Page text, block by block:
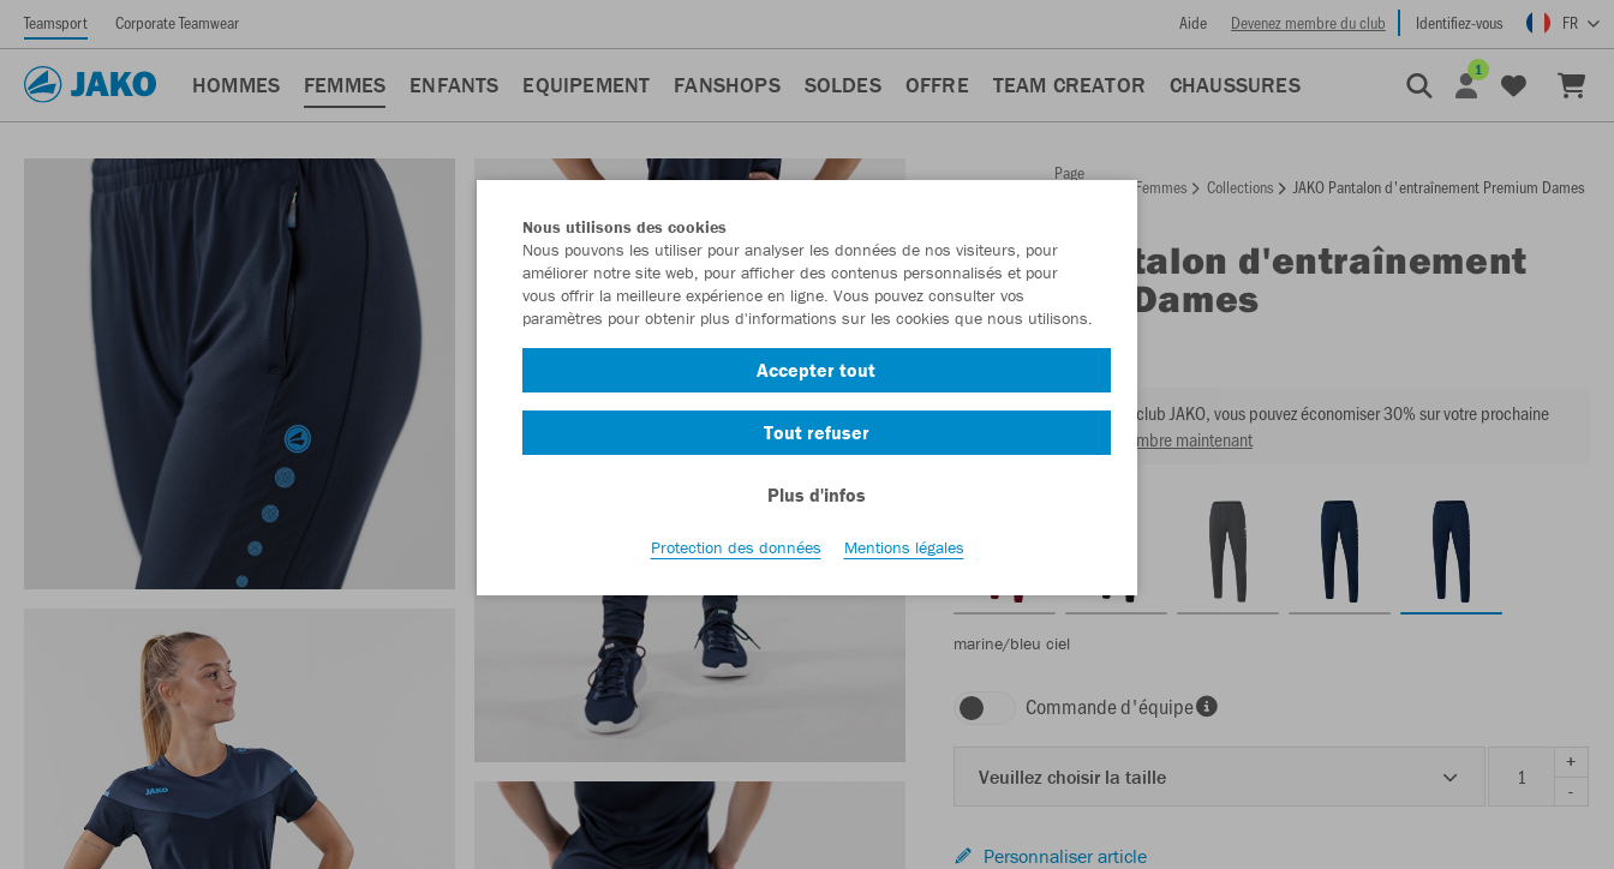
Teamsport Corporate Teamwear Aide Devenez membre du club Identifiez-vous FR
HOMMES FEMMES ENFANTS EQUIPEMENT FANSHOPS SOLDES OFFRE TEAM CREATOR CHAUSSURES
1
Retour
Page
Femmes Collections JAKO Pantalon d'entraînement Premium Dames
JAKO Pantalon d'entraînement
Premium Dames
En tant que membre du club JAKO, vous pouvez économiser 30% sur votre prochaine
Devenir membre maintenant
marine/bleu ciel
Commande d'équipe
Veuillez choisir la taille
+
-
Personnaliser article
Nous utilisons des cookies
Nous pouvons les utiliser pour analyser les données de nos visiteurs, pour
améliorer notre site web, pour afficher des contenus personnalisés et pour
vous offrir la meilleure expérience en ligne. Vous pouvez consulter vos
paramètres pour obtenir plus d'informations sur les cookies que nous utilisons.
Accepter tout
Tout refuser
Plus d'infos
Protection des données Mentions légales